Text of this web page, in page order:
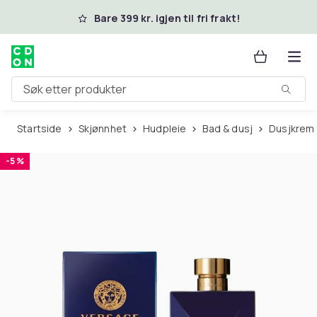
Hopp til hovedinnholdBare 399 kr. igjen til fri frakt!
Søk etter produkter
Startside Skjønnhet Hudpleie Bad & dusj Dusjkrem
-5 %